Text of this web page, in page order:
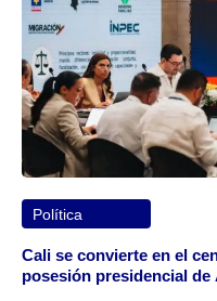
Política
Cali se convierte en el
posesión presidencial